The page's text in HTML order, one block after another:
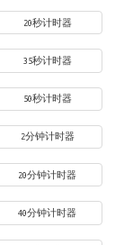
20秒计时器
35秒计时器
50秒计时器
2分钟计时器
20分钟计时器
40分钟计时器